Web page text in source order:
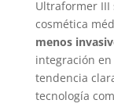
Ultraformer III
cosmética
menos
integración
tendencia
tecnología